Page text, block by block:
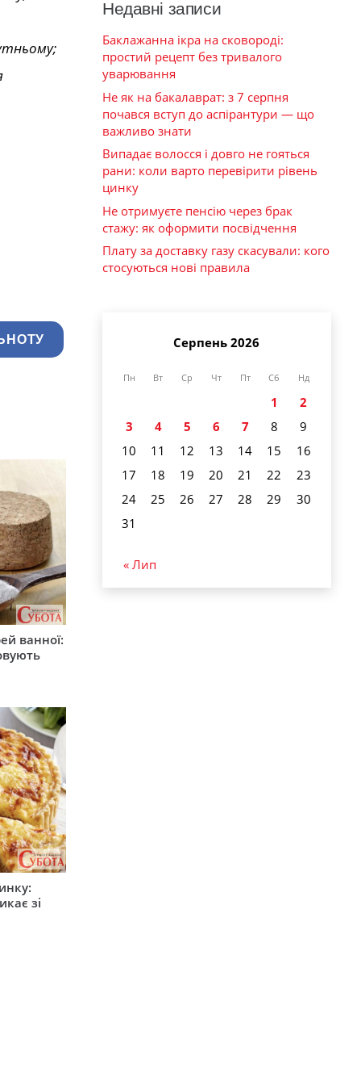
ванної:
зі
Недавні записи
Баклажанна ікра на сковороді:
простий рецепт без тривалого
уварювання
Не як на бакалаврат: з 7 серпня
почався вступ до аспірантури — що
важливо знати
Випадає волосся і довго не гояться
рани: коли варто перевірити рівень
цинку
Не отримуєте пенсію через брак
стажу: як оформити посвідчення
Плату за доставку газу скасували: кого
стосуються нові правила
Серпень 2026
Пн Вт Ср Чт Пт Сб Нд
1
2
3
4 5 6 7 8
9
10
11 12 13 14 15
16
17
18 19 20 21 22
23
24
25 26 27 28 29
30
31
« Лип